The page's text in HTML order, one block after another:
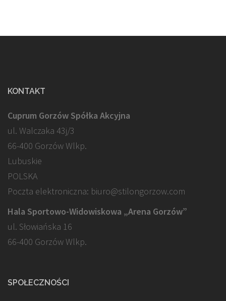
KONTAKT
Cuprum Gorzów Spółka Akcyjna
ul. Walczaka 43j/3
66-400 Gorzów Wlkp.
Lubuskie
POLSKA
Poczta elektroniczna: biuro@stilongorzow.com
Hala Sportowo-Widowiskowa „Arena Gorzów”
ul. Słowiańska 16
66-400 Gorzów Wlkp.
SPOŁECZNOŚCI